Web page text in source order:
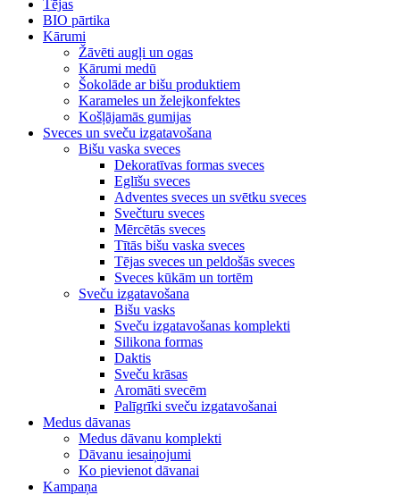
Tējas
BIO pārtika
Kārumi
Žāvēti augļi un ogas
Kārumi medū
Šokolāde ar bišu produktiem
Karameles un želejkonfektes
Košļājamās gumijas
Sveces un sveču izgatavošana
Bišu vaska sveces
Dekoratīvas formas sveces
Eglīšu sveces
Adventes sveces un svētku sveces
Svečturu sveces
Mērcētās sveces
Tītās bišu vaska sveces
Tējas sveces un peldošās sveces
Sveces kūkām un tortēm
Sveču izgatavošana
Bišu vasks
Sveču izgatavošanas komplekti
Silikona formas
Daktis
Sveču krāsas
Aromāti svecēm
Palīgrīki sveču izgatavošanai
Medus dāvanas
Medus dāvanu komplekti
Dāvanu iesaiņojumi
Ko pievienot dāvanai
Kampaņa